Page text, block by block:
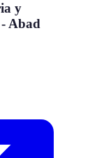
y
Abad